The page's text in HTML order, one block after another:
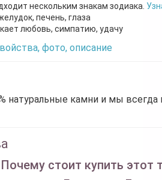
нескольким знакам зодиака.
печень, глаза
любовь, симпатию, удачу
фото, описание
натуральные камни и мы
Почему стоит купить этот